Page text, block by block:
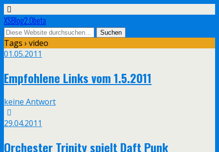
XSBlog2.0beta
Tags › video
01.05.2011
Empfohlene Links vom 1.5.2011
keine Antwort
29.04.2011
Orchester Trinity spielt Daft Punk